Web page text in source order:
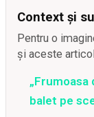
Context și
Pentru o
și aceste
„Frumoasa
balet pe